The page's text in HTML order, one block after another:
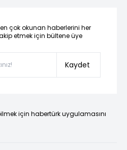
çok okunan haberlerini her
etmek için bültene üye
Kaydet
için habertürk uygulamasını